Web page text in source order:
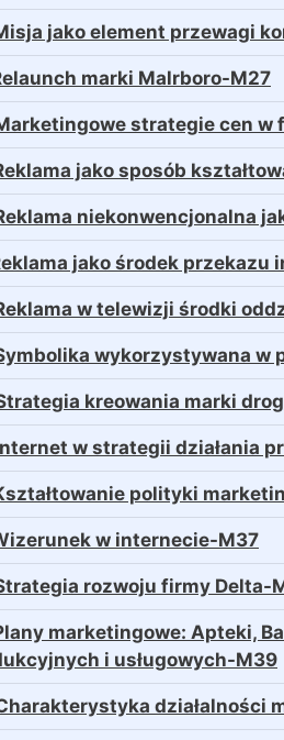
jako element przewagi
marki Malrboro-M27
strategie cen w
jako sposób
niekonwencjonalna
jako środek przekazu
w telewizji środki
wykorzystywana w
kreowania marki
w strategii działania
polityki
w internecie-M37
rozwoju firmy Delta-
marketingowe: Apteki,
i usługowych-M39
działalności